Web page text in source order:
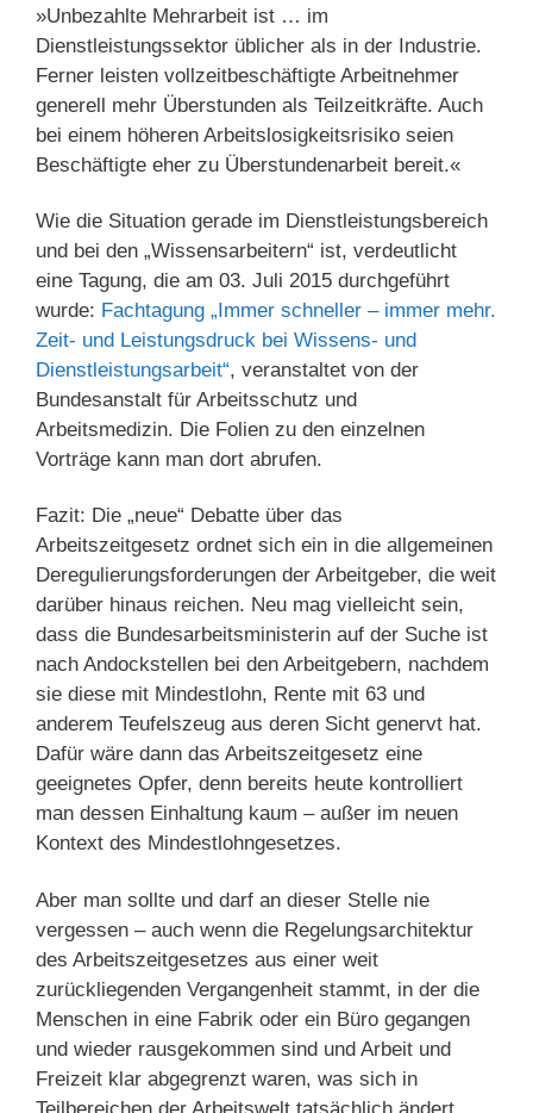
»Unbezahlte Mehrarbeit ist … im
Dienstleistungssektor üblicher als in der Industrie.
Ferner leisten vollzeitbeschäftigte Arbeitnehmer
generell mehr Überstunden als Teilzeitkräfte. Auch
bei einem höheren Arbeitslosigkeitsrisiko seien
Beschäftigte eher zu Überstundenarbeit bereit.«
Wie die Situation gerade im Dienstleistungsbereich
und bei den „Wissensarbeitern“ ist, verdeutlicht
eine Tagung, die am 03. Juli 2015 durchgeführt
wurde: Fachtagung „Immer schneller – immer mehr.
Zeit- und Leistungsdruck bei Wissens- und
Dienstleistungsarbeit“, veranstaltet von der
Bundesanstalt für Arbeitsschutz und
Arbeitsmedizin. Die Folien zu den einzelnen
Vorträge kann man dort abrufen.
Fazit: Die „neue“ Debatte über das
Arbeitszeitgesetz ordnet sich ein in die allgemeinen
Deregulierungsforderungen der Arbeitgeber, die weit
darüber hinaus reichen. Neu mag vielleicht sein,
dass die Bundesarbeitsministerin auf der Suche ist
nach Andockstellen bei den Arbeitgebern, nachdem
sie diese mit Mindestlohn, Rente mit 63 und
anderem Teufelszeug aus deren Sicht genervt hat.
Dafür wäre dann das Arbeitszeitgesetz eine
geeignetes Opfer, denn bereits heute kontrolliert
man dessen Einhaltung kaum – außer im neuen
Kontext des Mindestlohngesetzes.
Aber man sollte und darf an dieser Stelle nie
vergessen – auch wenn die Regelungsarchitektur
des Arbeitszeitgesetzes aus einer weit
zurückliegenden Vergangenheit stammt, in der die
Menschen in eine Fabrik oder ein Büro gegangen
und wieder rausgekommen sind und Arbeit und
Freizeit klar abgegrenzt waren, was sich in
Teilbereichen der Arbeitswelt tatsächlich ändert